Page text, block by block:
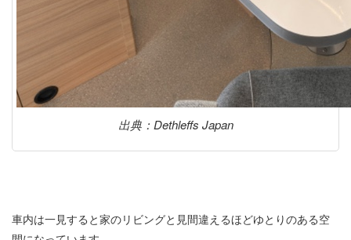
出典：Dethleffs Japan
車内は一見すると家のリビングと見間違えるほどゆとりのある空